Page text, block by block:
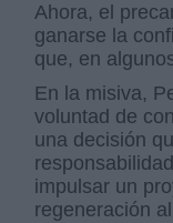
Ahora, el
ganarse la
que, en
En la misiva,
voluntad de
una decisión
impulsar un
regeneración